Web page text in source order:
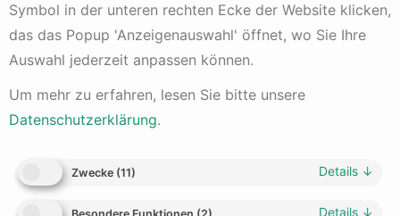
Orderprovision
Die Börsenindikator-Strategie
Bitte beachten Sie, dass diese Informationen keine
Symbol in der unteren rechten Ecke der Website klicken,
das das Popup 'Anzeigenauswahl' öffnet, wo Sie Ihre
Auswahl jederzeit anpassen können.
Um mehr zu erfahren, lesen Sie bitte unsere
Datenschutzerklärung.
Zwecke (11) Details ↓
Details ↓